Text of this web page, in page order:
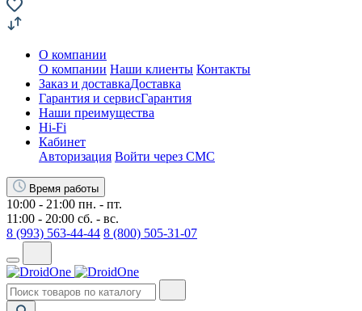
О компании
О компании Наши клиенты Контакты
Заказ и доставкаДоставка
Гарантия и сервисГарантия
Наши преимущества
Hi-Fi
Кабинет
Авторизация Войти через СМС
Время работы
10:00 - 21:00 пн. - пт.
11:00 - 20:00 сб. - вс.
8 (993) 563-44-44 8 (800) 505-31-07